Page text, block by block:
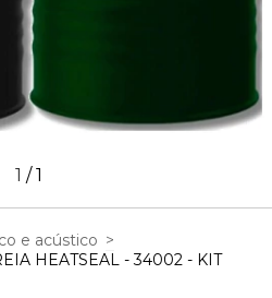
1 /1
e acústico >
HEATSEAL - 34002 - KIT